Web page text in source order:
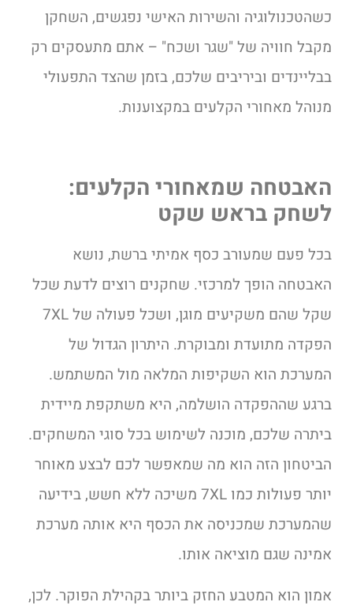
כשהטכנולוגיה והשירות האישי נפגשים, השחקן
מקבל חוויה של "שגר ושכח" – אתם מתעסקים רק
בבליינדים וביריבים שלכם, בזמן שהצד התפעולי
מנוהל מאחורי הקלעים במקצוענות.
האבטחה שמאחורי הקלעים:
לשחק בראש שקט
בכל פעם שמעורב כסף אמיתי ברשת, נושא
האבטחה הופך למרכזי. שחקנים רוצים לדעת שכל
שקל שהם משקיעים מוגן, ושכל פעולה של 7XL
הפקדה מתועדת ומבוקרת. היתרון הגדול של
המערכת הוא השקיפות המלאה מול המשתמש.
ברגע שההפקדה הושלמה, היא משתקפת מיידית
ביתרה שלכם, מוכנה לשימוש בכל סוגי המשחקים.
הביטחון הזה הוא מה שמאפשר לכם לבצע מאוחר
יותר פעולות כמו 7XL משיכה ללא חשש, בידיעה
שהמערכת שמכניסה את הכסף היא אותה מערכת
אמינה שגם מוציאה אותו.
אמון הוא המטבע החזק ביותר בקהילת הפוקר. לכן,